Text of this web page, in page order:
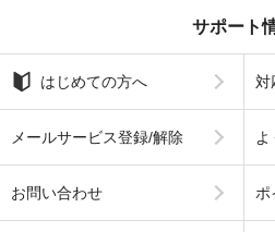
サポート
はじめての方へ 対
メールサービス登録/解除 よ
お問い合わせ ポ